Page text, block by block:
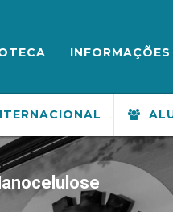
INFORMAÇÕES